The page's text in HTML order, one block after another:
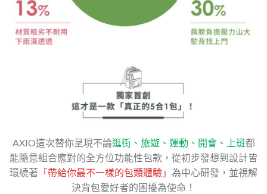
AXIO這次替你呈現不論逛街、旅遊、運動、開會、上班都
能隨意組合應對的全方位功能性包款，從初步發想到設計皆
環繞著 「帶給你最不一樣的包類體驗」 為中心研發，並視解
決背包愛好者的困擾為使命！